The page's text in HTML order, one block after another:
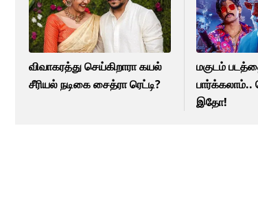
விவாகரத்து செய்கிறாரா கயல்
சீரியல் நடிகை சைத்ரா ரெட்டி?
மகுடம்
இதோ!